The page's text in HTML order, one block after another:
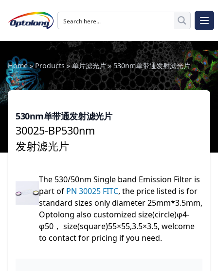
The Logo of Optolong Optics Co., Ltd.
打
Home»Products»单片滤光片» 530nm单带通发射滤光片
530nm单带通发射滤光片
30025-BP530nm
发射滤光片
The 530/50nm Single band Emission Filter is
part of PN 30025 FITC, the price listed is for
standard sizes only diameter 25mm*3.5mm,
Optolong also customized size(circle)φ4-
φ50， size(square)55×55,3.5×3.5, welcome
to contact for pricing if you need.